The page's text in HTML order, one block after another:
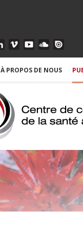
À PROPOS DE NOUS